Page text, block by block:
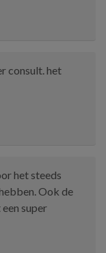
consult. het
het steeds
Ook de
super